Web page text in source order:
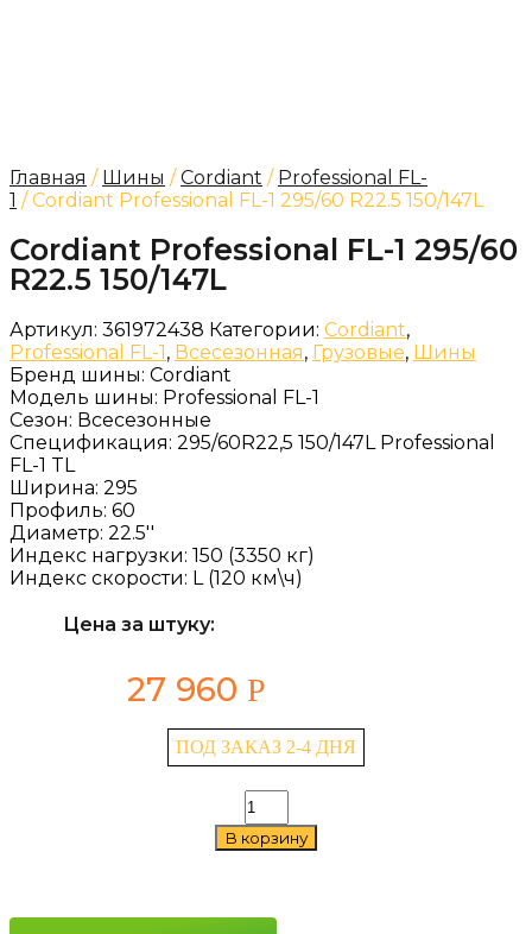
Главная / Шины /Cordiant / Professional FL-
1 / Cordiant Professional FL-1 295/60 R22.5 150/147L
Cordiant Professional FL-1 295/60
R22.5 150/147L
Артикул: 361972438 Категории: Cordiant,
Professional FL-1, Всесезонная, Грузовые, Шины
Бренд шины: Cordiant
Модель шины: Professional FL-1
Сезон: Всесезонные
Спецификация: 295/60R22,5 150/147L Professional
FL-1 TL
Ширина: 295
Профиль: 60
Диаметр: 22.5''
Индекс нагрузки: 150 (3350 кг)
Индекс скорости: L (120 км\ч)
Цена за штуку:
27 960 Р
ПОД ЗАКАЗ 2-4 ДНЯ
Количество
товара
Cordiant
295/60
В корзину